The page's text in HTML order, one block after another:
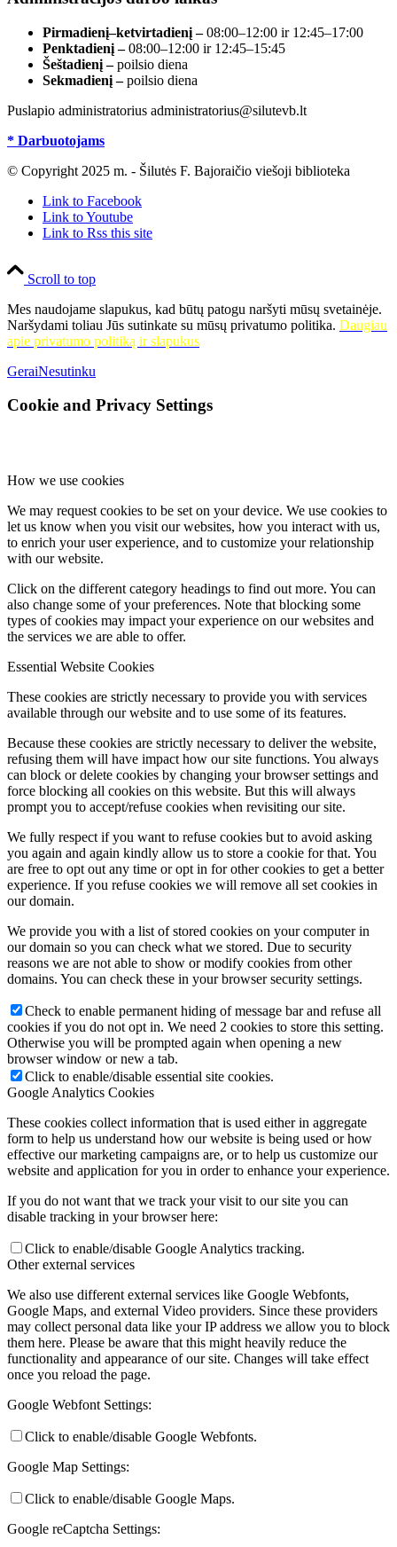
Pirmadienį–ketvirtadienį –08:00–12:00 ir 12:45–17:00
Penktadienį –08:00–12:00 ir 12:45–15:45
Šeštadienį –poilsio diena
Sekmadienį –poilsio diena
Puslapio administratorius administratorius@silutevb.lt
* Darbuotojams
© Copyright 2025 m. - Šilutės F. Bajoraičio viešoji biblioteka
Link to Facebook
Link to Youtube
Link to Rss this site
Scroll to top
Mes naudojame slapukus, kad būtų patogu naršyti mūsų svetainėje.
Naršydami toliau Jūs sutinkate su mūsų privatumo politika. Daugiau
apie privatumo politiką ir slapukus
GeraiNesutinku
Cookie and Privacy Settings
How we use cookies
We may request cookies to be set on your device. We use cookies to
let us know when you visit our websites, how you interact with us,
to enrich your user experience, and to customize your relationship
with our website.
Click on the different category headings to find out more. You can
also change some of your preferences. Note that blocking some
types of cookies may impact your experience on our websites and
the services we are able to offer.
Essential Website Cookies
These cookies are strictly necessary to provide you with services
available through our website and to use some of its features.
Because these cookies are strictly necessary to deliver the website,
refusing them will have impact how our site functions. You always
can block or delete cookies by changing your browser settings and
force blocking all cookies on this website. But this will always
prompt you to accept/refuse cookies when revisiting our site.
We fully respect if you want to refuse cookies but to avoid asking
you again and again kindly allow us to store a cookie for that. You
are free to opt out any time or opt in for other cookies to get a better
experience. If you refuse cookies we will remove all set cookies in
our domain.
We provide you with a list of stored cookies on your computer in
our domain so you can check what we stored. Due to security
reasons we are not able to show or modify cookies from other
domains. You can check these in your browser security settings.
Check to enable permanent hiding of message bar and refuse all
cookies if you do not opt in. We need 2 cookies to store this setting.
Otherwise you will be prompted again when opening a new
browser window or new a tab.
Click to enable/disable essential site cookies.
Google Analytics Cookies
These cookies collect information that is used either in aggregate
form to help us understand how our website is being used or how
effective our marketing campaigns are, or to help us customize our
website and application for you in order to enhance your experience.
If you do not want that we track your visit to our site you can
disable tracking in your browser here:
Click to enable/disable Google Analytics tracking.
Other external services
We also use different external services like Google Webfonts,
Google Maps, and external Video providers. Since these providers
may collect personal data like your IP address we allow you to block
them here. Please be aware that this might heavily reduce the
functionality and appearance of our site. Changes will take effect
once you reload the page.
Google Webfont Settings:
Click to enable/disable Google Webfonts.
Google Map Settings:
Click to enable/disable Google Maps.
Google reCaptcha Settings: